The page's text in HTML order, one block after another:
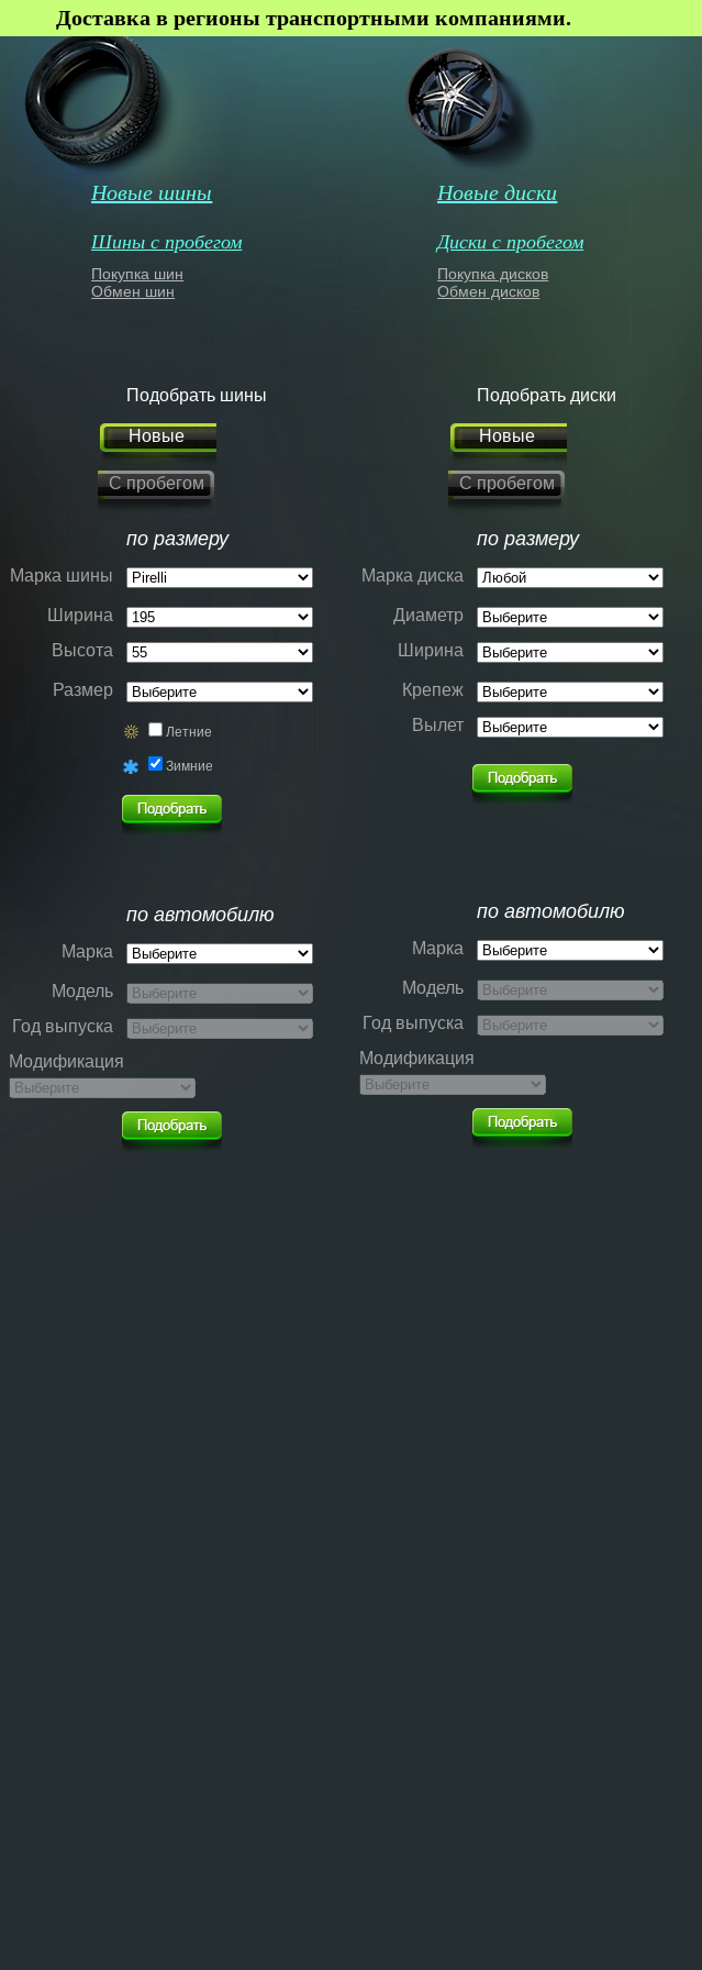
Доставка в регионы транспортными компаниями.
Новые шины
Шины с пробегом
Покупка шин
Обмен шин
Новые диски
Диски с пробегом
Покупка дисков
Обмен дисков
Подобрать шины
Новые
С пробегом
по размеру
Марка шины
Ширина
Высота
Размер
Летние
Зимние
по автомобилю
Марка
Модель
Год выпуска
Модификация
Подобрать диски
Новые
С пробегом
по размеру
Марка диска
Диаметр
Ширина
Крепеж
Вылет
по автомобилю
Марка
Модель
Год выпуска
Модификация